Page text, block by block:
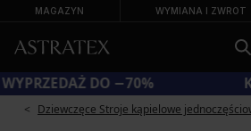
MAGAZYN WYMIANA I ZWROT
WIELKA LETNIA
Dziewczęce Stroje kąpielowe